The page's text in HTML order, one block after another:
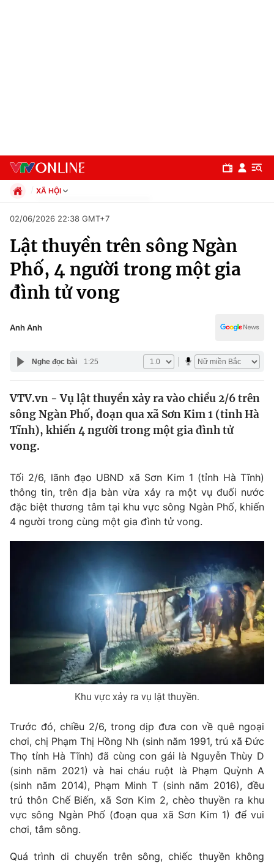
Chuyên mục
Chính trị
Thế giới
Tin tức
Thế giới đó đây
Câu chuyện quốc tế
Kinh tế
Tài chính
Thị trường
Góc doanh nghiệp
Dữ liệu và đời sống
Truyền hình
Giải sao mai
Sao
Làm đẹp
Chất lượng cuộc sống
Giáo dục
Tuyển sinh
Học trực tuyến
Công nghệ
Hitech Công nghệ tương lai
Thị trường
Tư vấn
Giao lưu trực tuyến
Lịch phát sóng
Chuyên mục khác
Emagazine Podcast
XÃ HỘI
Xã hội
Pháp luật
Kinh tế
Thể thao
Truyền hình
Văn hóa - Giải trí
Giáo dục
02/06/2026 22:38 GMT+7
Lật thuyền trên sông Ngàn
Phố, 4 người trong một gia
đình tử vong
Anh Anh
Nghe đọc bài 1:25
VTV.vn - Vụ lật thuyền xảy ra vào chiều 2/6 trên
sông Ngàn Phố, đoạn qua xã Sơn Kim 1 (tỉnh Hà
Tĩnh), khiến 4 người trong một gia đình tử
vong.
Tối 2/6, lãnh đạo UBND xã Sơn Kim 1 (tỉnh Hà Tĩnh)
thông tin, trên địa bàn vừa xảy ra một vụ đuối nước
đặc biệt thương tâm tại khu vực sông Ngàn Phố, khiến
4 người trong cùng một gia đình tử vong.
Khu vực xảy ra vụ lật thuyền.
Trước đó, chiều 2/6, trong dịp đưa con về quê ngoại
chơi, chị Phạm Thị Hồng Nh (sinh năm 1991, trú xã Đức
Thọ tỉnh Hà Tĩnh) đã cùng con gái là Nguyễn Thùy D
(sinh năm 2021) và hai cháu ruột là Phạm Quỳnh A
(sinh năm 2014), Phạm Minh T (sinh năm 2016), đều
trú thôn Chế Biến, xã Sơn Kim 2, chèo thuyền ra khu
vực sông Ngàn Phố (đoạn qua xã Sơn Kim 1) để vui
chơi, tắm sông.
Quá trình di chuyển trên sông, chiếc thuyền không